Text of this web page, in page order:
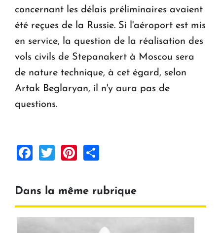
concernant les délais préliminaires avaient
été reçues de la Russie. Si l'aéroport est mis
en service, la question de la réalisation des
vols civils de Stepanakert à Moscou sera
de nature technique, à cet égard, selon
Artak Beglaryan, il n'y aura pas de
questions.
Facebook
TwitterPinterest
Dans la même rubrique